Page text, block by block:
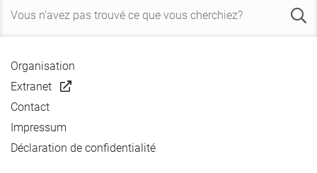
Organisation
Extranet
Contact
Impressum
Déclaration de confidentialité